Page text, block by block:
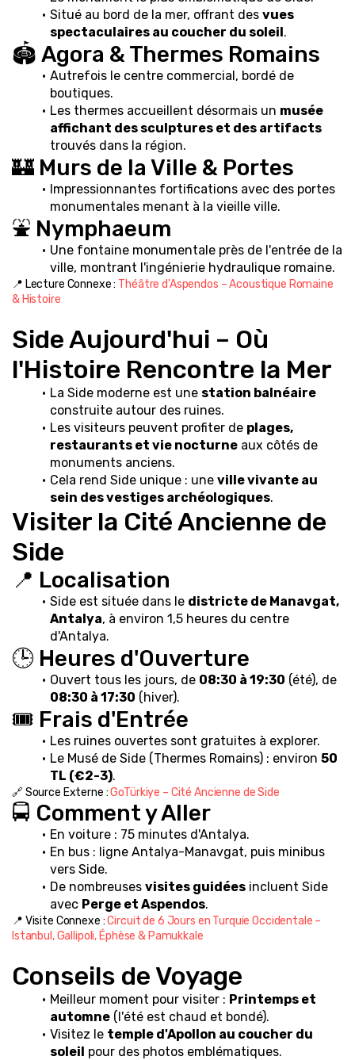
Situé au bord de la mer, offrant des vues
spectaculaires au coucher du soleil.
🏟️ Agora & Thermes Romains
Autrefois le centre commercial, bordé de
boutiques.
Les thermes accueillent désormais un musée
affichant des sculptures et des artifacts
trouvés dans la région.
🏰 Murs de la Ville & Portes
Impressionnantes fortifications avec des portes
monumentales menant à la vieille ville.
⛲ Nymphaeum
Une fontaine monumentale près de l'entrée de la
ville, montrant l'ingénierie hydraulique romaine.
📍 Lecture Connexe : Théâtre d'Aspendos – Acoustique Romaine
& Histoire
Side Aujourd'hui – Où
l'Histoire Rencontre la Mer
La Side moderne est une station balnéaire
construite autour des ruines.
Les visiteurs peuvent profiter de plages,
restaurants et vie nocturne aux côtés de
monuments anciens.
Cela rend Side unique : une ville vivante au
sein des vestiges archéologiques.
Visiter la Cité Ancienne de
Side
📍 Localisation
Side est située dans le districte de Manavgat,
Antalya, à environ 1,5 heures du centre
d'Antalya.
🕒 Heures d'Ouverture
Ouvert tous les jours, de 08:30 à 19:30
(été), de
08:30 à 17:30 (hiver).
🎟️ Frais d'Entrée
Les ruines ouvertes sont gratuites à explorer.
Le Musé de Side (Thermes Romains) : environ 50
TL (€2-3).
🔗 Source Externe : GoTürkiye – Cité Ancienne de Side
🚍 Comment y Aller
En voiture : 75 minutes d'Antalya.
En bus : ligne Antalya-Manavgat, puis minibus
vers Side.
De nombreuses visites guidées incluent Side
avec Perge et Aspendos.
📍 Visite Connexe : Circuit de 6 Jours en Turquie Occidentale –
Istanbul, Gallipoli, Éphèse & Pamukkale
Conseils de Voyage
Meilleur moment pour visiter : Printemps et
automne (l'été est chaud et bondé).
Visitez le temple d'Apollon au coucher du
soleil pour des photos emblématiques.